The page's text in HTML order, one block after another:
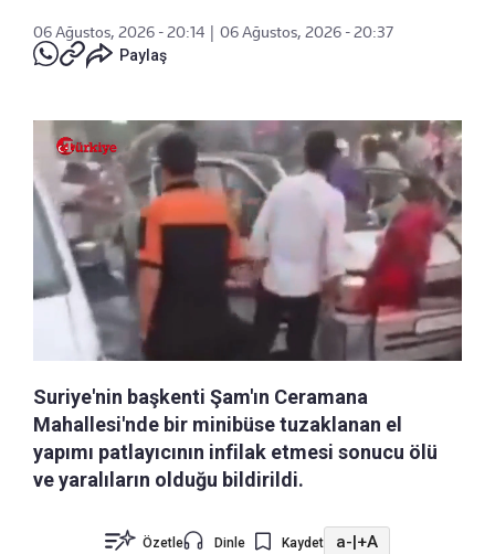
06 Ağustos, 2026 - 20:14
06 Ağustos, 2026 - 20:37
Paylaş
Suriye'nin başkenti Şam'ın Ceramana
Mahallesi'nde bir minibüse tuzaklanan el
yapımı patlayıcının infilak etmesi sonucu ölü
ve yaralıların olduğu bildirildi.
Özetle Dinle Kaydet a- +A